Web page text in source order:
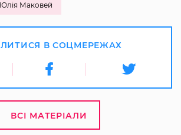
Маковей
В СОЦМЕРЕЖАХ
ВСІ МАТЕРІАЛИ